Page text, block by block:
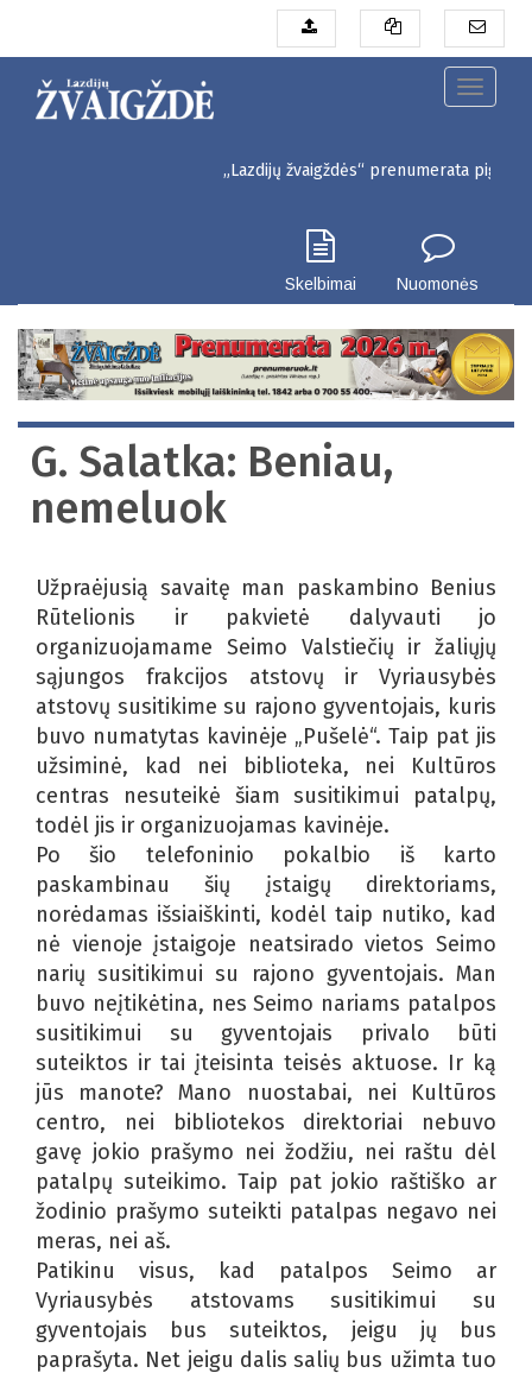
pagrindinį
Toggle
„Lazdijų žvaigždės“ prenumerata pigiau.
Skelbimai Nuomonės
G. Salatka: Beniau,
nemeluok
Užpraėjusią savaitę man paskambino Benius
Rūtelionis ir pakvietė dalyvauti jo
organizuojamame Seimo Valstiečių ir žaliųjų
sąjungos frakcijos atstovų ir Vyriausybės
atstovų susitikime su rajono gyventojais, kuris
buvo numatytas kavinėje „Pušelė“. Taip pat jis
užsiminė, kad nei biblioteka, nei Kultūros
centras nesuteikė šiam susitikimui patalpų,
todėl jis ir organizuojamas kavinėje.
Po šio telefoninio pokalbio iš karto
paskambinau šių įstaigų direktoriams,
norėdamas išsiaiškinti, kodėl taip nutiko, kad
nė vienoje įstaigoje neatsirado vietos Seimo
narių susitikimui su rajono gyventojais. Man
buvo neįtikėtina, nes Seimo nariams patalpos
susitikimui su gyventojais privalo būti
suteiktos ir tai įteisinta teisės aktuose. Ir ką
jūs manote? Mano nuostabai, nei Kultūros
centro, nei bibliotekos direktoriai nebuvo
gavę jokio prašymo nei žodžiu, nei raštu dėl
patalpų suteikimo. Taip pat jokio raštiško ar
žodinio prašymo suteikti patalpas negavo nei
meras, nei aš.
Patikinu visus, kad patalpos Seimo ar
Vyriausybės atstovams susitikimui su
gyventojais bus suteiktos, jeigu jų bus
paprašyta. Net jeigu dalis salių bus užimta tuo